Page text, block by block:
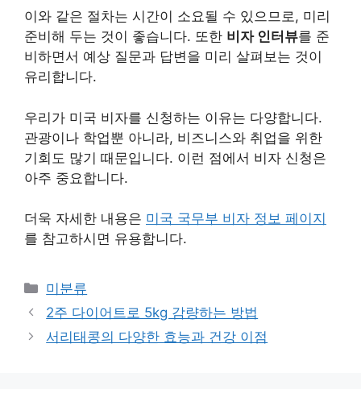
이와 같은 절차는 시간이 소요될 수 있으므로, 미리
준비해 두는 것이 좋습니다. 또한 비자 인터뷰를 준
비하면서 예상 질문과 답변을 미리 살펴보는 것이
유리합니다.
우리가 미국 비자를 신청하는 이유는 다양합니다.
관광이나 학업뿐 아니라, 비즈니스와 취업을 위한
기회도 많기 때문입니다. 이런 점에서 비자 신청은
아주 중요합니다.
더욱 자세한 내용은 미국 국무부 비자 정보 페이지
를 참고하시면 유용합니다.
Categories
미분류
2주 다이어트로 5kg 감량하는 방법
서리태콩의 다양한 효능과 건강 이점